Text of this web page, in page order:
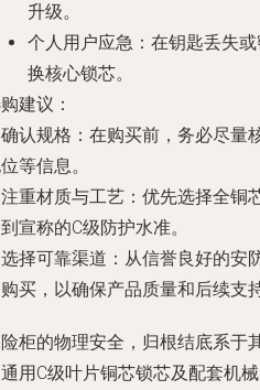
升级。
个人用户应急 ：在钥匙丢失
换核心锁芯。
建议 ：
确认规格 ：在购买前，务必尽量
等信息。
注重材质与工艺 ：优先选择全铜
宣称的C级防护水准。
选择可靠渠道 ：从信誉良好的安
买，以确保产品质量和后续支持
柜的物理安全，归根结底系于
用C级叶片铜芯锁芯及配套机